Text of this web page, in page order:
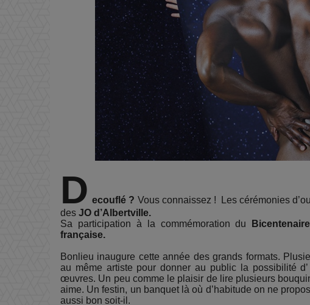
D ecouflé ? Vous connaissez ! Les cérémonies
des JO d’Albertville.
Sa participation à la commémoration du
française.
Bonlieu inaugure cette année des grands formats.
au même artiste pour donner au public la possibilité
œuvres. Un peu comme le plaisir de lire plusieurs
aime. Un festin, un banquet là où d’habitude on ne
aussi bon soit-il.